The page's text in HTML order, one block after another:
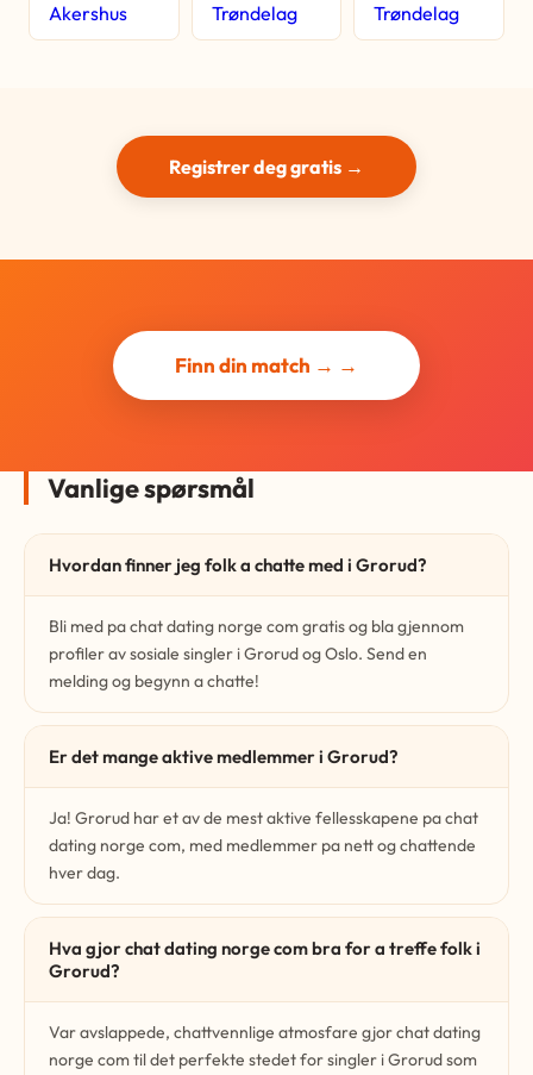
Akershus Trøndelag Trøndelag
Registrer deg gratis →
Finn din match → →
Vanlige spørsmål
Hvordan finner jeg folk a chatte med i Grorud?
Bli med pa chat dating norge com gratis og bla gjennom
profiler av sosiale singler i Grorud og Oslo. Send en
melding og begynn a chatte!
Er det mange aktive medlemmer i Grorud?
Ja! Grorud har et av de mest aktive fellesskapene pa chat
dating norge com, med medlemmer pa nett og chattende
hver dag.
Hva gjor chat dating norge com bra for a treffe folk i
Grorud?
Var avslappede, chattvennlige atmosfare gjor chat dating
norge com til det perfekte stedet for singler i Grorud som